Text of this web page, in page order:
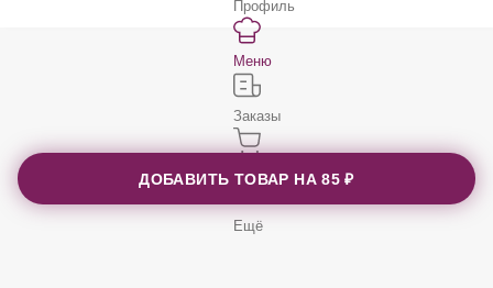
ДОБАВИТЬ ТОВАР НА85 ₽
Профиль
Меню
Заказы
Корзина
Ещё